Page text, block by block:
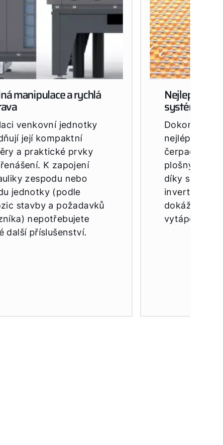
manipulace a rychlá
venkovní jednotky
její kompaktní
a praktické prvky
K zapojení
zespodu nebo
jednotky (podle
stavby a požadavků
nepotřebujete
další příslušenství.
Nejlepší
systémy
Dokonalé
nejlépe
čerpadlo ve
plošnými
díky sériově
invertorové
dokáže
vytápět a